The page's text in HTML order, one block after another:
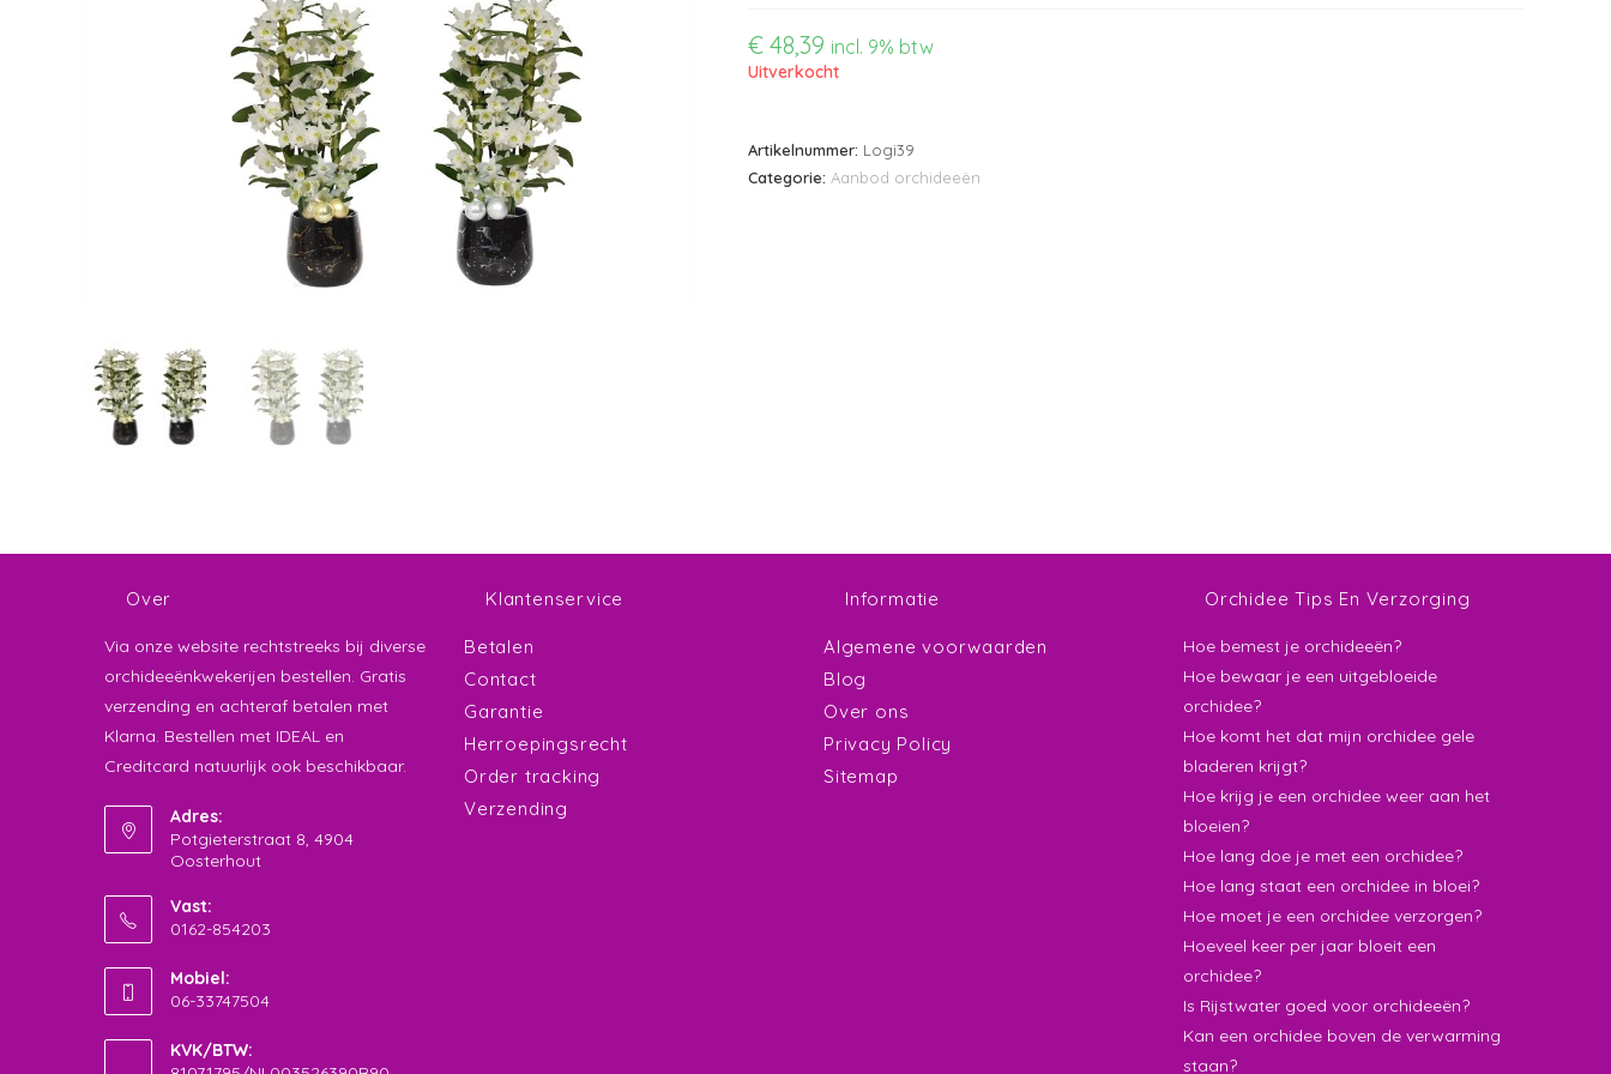
€ 48,39 incl. 9% btw
Uitverkocht
Artikelnummer: Logi39
Categorie: Aanbod orchideeën
Over
Via onze website rechtstreeks bij diverse
orchideeënkwekerijen bestellen. Gratis
verzending en achteraf betalen met
Klarna. Bestellen met IDEAL en
Creditcard natuurlijk ook beschikbaar.
Adres:
Potgieterstraat 8, 4904
Oosterhout
Vast:
0162-854203
in
je
toepassing
Mobiel:
06-33747504
in
KVK/BTW:
Klantenservice
Betalen
Contact
Garantie
Herroepingsrecht
Order tracking
Verzending
Informatie
Algemene voorwaarden
Blog
Over ons
Privacy Policy
Sitemap
Orchidee Tips En Verzorging
Hoe bemest je orchideeën?
Hoe bewaar je een uitgebloeide
orchidee?
Hoe komt het dat mijn orchidee gele
bladeren krijgt?
Hoe krijg je een orchidee weer aan het
bloeien?
Hoe lang doe je met een orchidee?
Hoe lang staat een orchidee in bloei?
Hoe moet je een orchidee verzorgen?
Hoeveel keer per jaar bloeit een
orchidee?
Is Rijstwater goed voor orchideeën?
Kan een orchidee boven de verwarming
staan?